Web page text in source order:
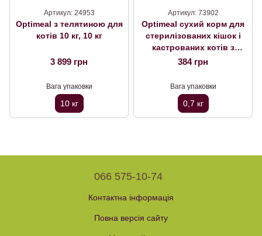
Артикул: 24953
Optimeal з телятиною для
котів 10 кг, 10 кг
3 899 грн
Вага упаковки
10 кг
Артикул: 73902
Optimeal сухий корм для
стерилізованих кішок і
кастрованих котів з
індичкою й вівсом 0,7 кг,
384 грн
Вага упаковки
0,7 кг
066 575-10-74
Контактна інформація
Повна версія сайту